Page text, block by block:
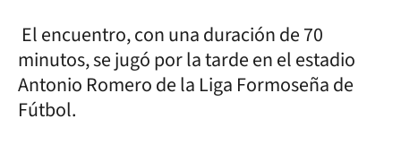
El encuentro, con una duración de 70
minutos, se jugó por la tarde en el estadio
Antonio Romero de la Liga Formoseña de
Fútbol.